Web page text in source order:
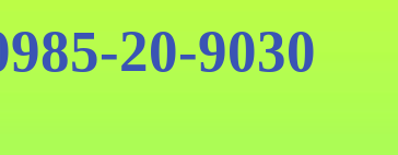
20-9030